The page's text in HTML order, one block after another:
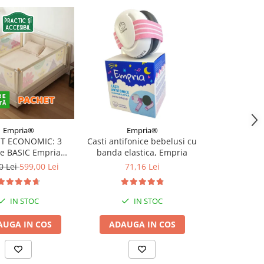
Empria®
ECONOMIC: 3
BASIC Empria
pat 180X200 cm +
Lei599,00 Lei
IN STOC
IN COS
Empria®
Casti antifonice bebelusi cu
banda elastica, Empria
71,16 Lei
IN STOC
ADAUGA IN COS